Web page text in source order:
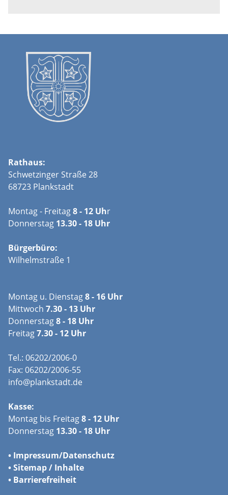
Rathaus:
Schwetzinger Straße 28
68723 Plankstadt
Montag - Freitag8 - 12 Uhr
Donnerstag 13.30 - 18 Uhr
Bürgerbüro:
Wilhelmstraße 1
Montag u. Dienstag8 - 16 Uhr
Mittwoch 7.30 - 13 Uhr
Donnerstag8 - 18 Uhr
Freitag7.30 - 12 Uhr
Tel.: 06202/2006-0
Fax: 06202/2006-55
info@plankstadt.de
Kasse:
Montag bis Freitag8 - 12 Uhr
Donnerstag 13.30 - 18 Uhr
• Impressum/Datenschutz
•Sitemap / Inhalte
• Barrierefreiheit